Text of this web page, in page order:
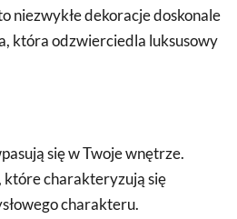
niezwykłe dekoracje doskonale
która odzwierciedla luksusowy
się w Twoje wnętrze.
które charakteryzują się
charakteru.